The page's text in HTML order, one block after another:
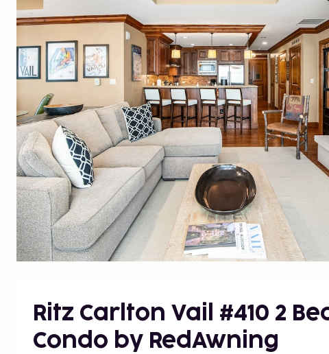
Ritz Carlton Vail #410 2
Condo by RedAwning